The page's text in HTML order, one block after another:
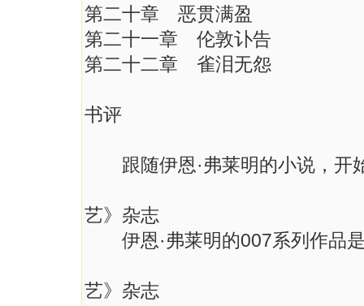
第二十章 恶贯满盈
第二十一章 伦敦讣告
第二十二章 雀泪无怨
书评
跟随伊恩·弗莱明的小说，开
艺》杂志
伊恩·弗莱明的007系列作品是
艺》杂志